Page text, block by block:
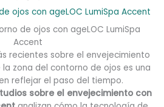
ojos con ageLOC LumiSpa Accent
de ojos con ageLOC LumiSpa
Accent
recientes sobre el envejecimiento
zona del contorno de ojos es una
reflejar el paso del tiempo.
sobre el envejecimiento con